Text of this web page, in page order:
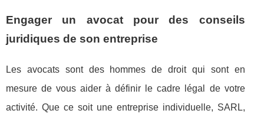
Engager un avocat pour des conseils
juridiques de son entreprise
Les avocats sont des hommes de droit qui sont en
mesure de vous aider à définir le cadre légal de votre
activité. Que ce soit une entreprise individuelle, SARL,